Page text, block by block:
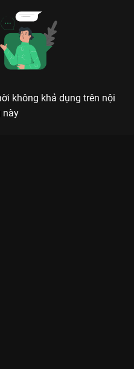
không khả dụng trên nội
này